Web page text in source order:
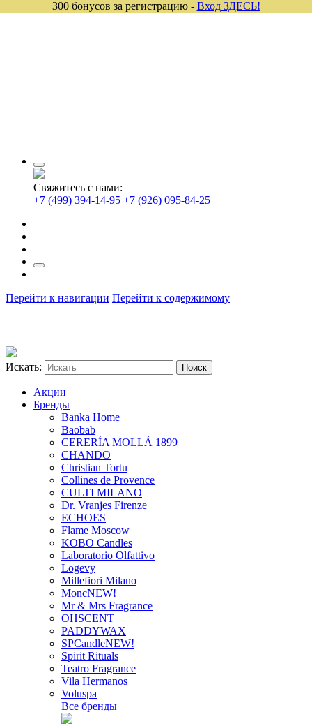
Свяжитесь с нами:
+7 (499) 394-14-95 +7 (926) 095-84-25
Перейти к навигации Перейти к содержимому
Искать:
Акции
Бренды
Banka Home
Baobab
CERERÍA MOLLÁ 1899
CHANDO
Christian Tortu
Collines de Provence
CULTI MILANO
Dr. Vranjes Firenze
ECHOES
Flame Moscow
KOBO Candles
Laboratorio Olfattivo
Logevy
Millefiori Milano
MoncNEW!
Mr & Mrs Fragrance
OHSCENT
PADDYWAX
SPCandleNEW!
Spirit Rituals
Teatro Fragrance
Vila Hermanos
Voluspa
Все бренды
300 бонусов за регистрацию - Вход ЗДЕСЬ!